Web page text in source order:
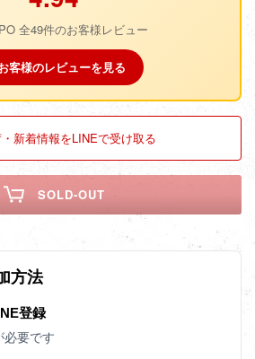
全49件のお客様レビュー
客様のレビューを見る
新着情報をLINEで受け取る
SOLD-OUT
方法
登録
必要です